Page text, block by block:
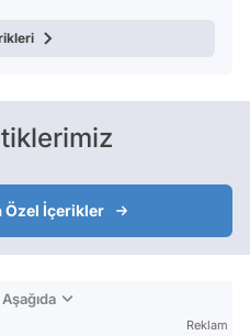
Özel İçerikler
Reklam